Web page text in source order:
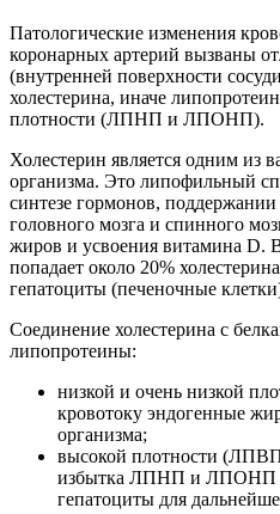
Патологические изменения
коронарных артерий вызваны
(внутренней поверхности
холестерина, иначе
плотности (ЛПНП и ЛПОНП).
Холестерин является одним из
организма. Это липофильный
синтезе гормонов,
головного мозга и спинного
жиров и усвоения витамина D.
попадает около 20%
гепатоциты (печеночные
Соединение холестерина с
липопротеины:
низкой и очень низкой
кровотоку эндогенные
организма;
высокой плотности
избытка ЛПНП и ЛПОНП и
гепатоциты для